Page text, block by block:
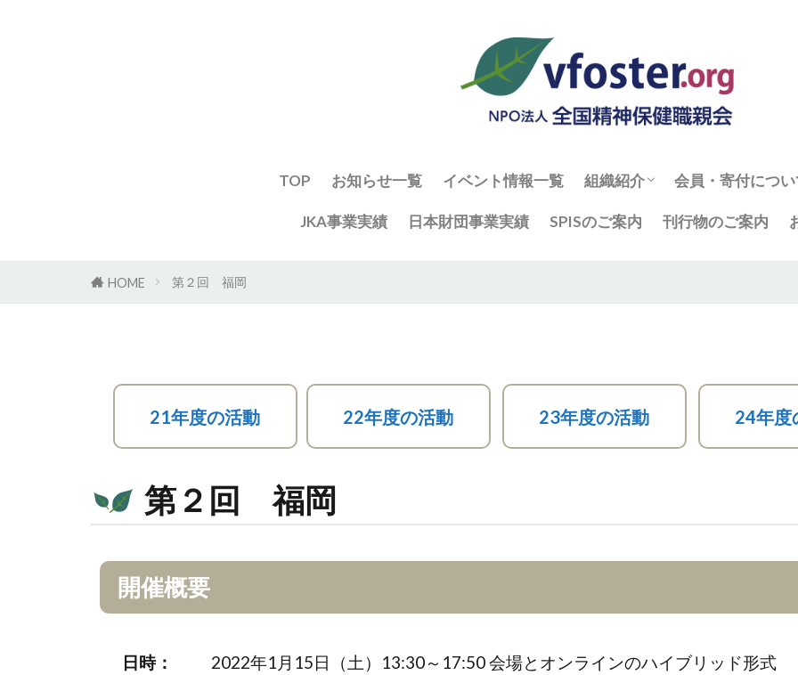
TOP お知らせ一覧 イベント情報一覧 組織紹介
組織・役員
全国精神保健職親会の概要
事業報告と活動計算書
会員・寄付につ
入会フォーム
JKA事業実績 日本財団事業実績 SPISのご案内 刊行物のご案内
HOME 第２回 福岡
21年度の活動 22年度の活動 23年度の活動 24年度
第２回 福岡
開催概要
日時： 2022年1月15日（土）13:30～17:50 会場とオンラインのハイブリッド形式